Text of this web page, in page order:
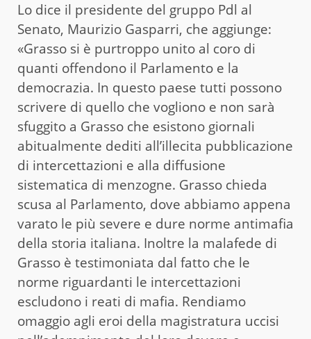
Lo dice il presidente del gruppo Pdl al
Senato, Maurizio Gasparri, che aggiunge:
«Grasso si è purtroppo unito al coro di
quanti offendono il Parlamento e la
democrazia. In questo paese tutti possono
scrivere di quello che vogliono e non sarà
sfuggito a Grasso che esistono giornali
abitualmente dediti all’illecita pubblicazione
di intercettazioni e alla diffusione
sistematica di menzogne. Grasso chieda
scusa al Parlamento, dove abbiamo appena
varato le più severe e dure norme antimafia
della storia italiana. Inoltre la malafede di
Grasso è testimoniata dal fatto che le
norme riguardanti le intercettazioni
escludono i reati di mafia. Rendiamo
omaggio agli eroi della magistratura uccisi